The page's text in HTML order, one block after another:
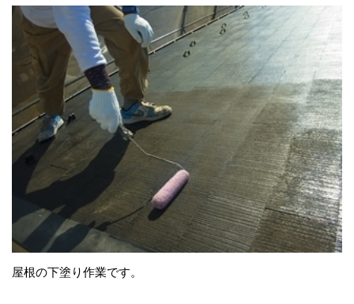
屋根の下塗り作業です。